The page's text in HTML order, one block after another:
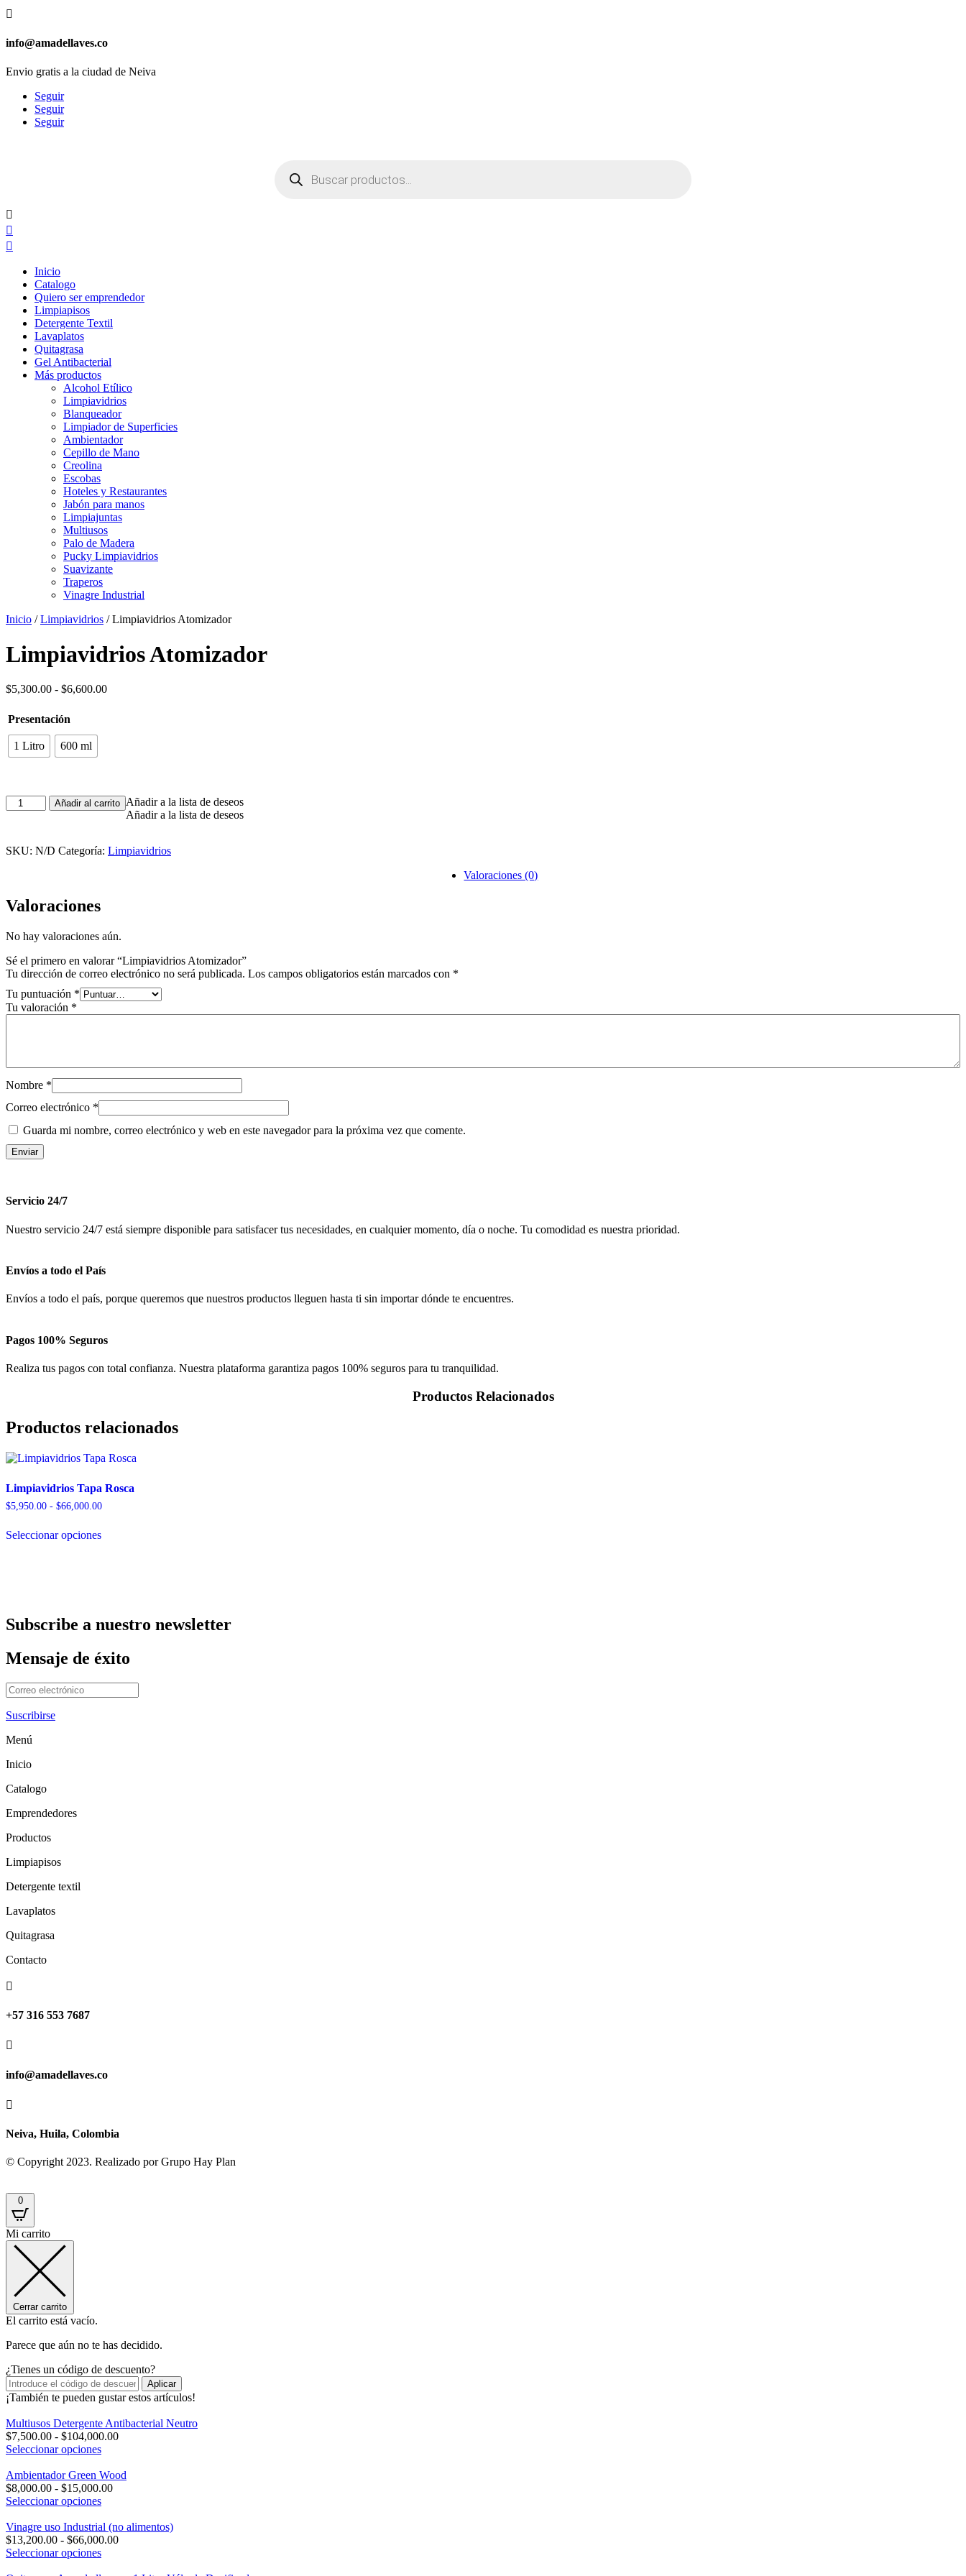

info@amadellaves.co
Envio gratis a la ciudad de Neiva
Seguir
Seguir
Seguir
productos



Inicio
Catalogo
Quiero ser emprendedor
Limpiapisos
Detergente Textil
Lavaplatos
Quitagrasa
Gel Antibacterial
Más productos
Alcohol Etílico
Limpiavidrios
Blanqueador
Limpiador de Superficies
Ambientador
Cepillo de Mano
Creolina
Escobas
Hoteles y Restaurantes
Jabón para manos
Limpiajuntas
Multiusos
Palo de Madera
Pucky Limpiavidrios
Suavizante
Traperos
Vinagre Industrial
Inicio /Limpiavidrios / Limpiavidrios Atomizador
Limpiavidrios Atomizador
$5,300.00 - $6,600.00Rango
Presentación
1 Litro 600 ml
Limpiavidrios
Atomizador
Añadir al carrito Añadir a la lista de deseos
Añadir a la lista de deseos
SKU: N/D Categoría: Limpiavidrios
Valoraciones (0)
Valoraciones
No hay valoraciones aún.
Sé el primero en valorar “Limpiavidrios Atomizador”
Tu dirección de correo electrónico no será publicada. Los campos obligatorios están marcados con *
Tu puntuación *
Tu valoración *
Nombre *
Correo electrónico *
Guarda mi nombre, correo electrónico y web en este navegador para la próxima vez que comente.
Servicio 24/7
Nuestro servicio 24/7 está siempre disponible para satisfacer tus necesidades, en cualquier momento, día o noche. Tu comodidad es nuestra prioridad.
Envíos a todo el País
Envíos a todo el país, porque queremos que nuestros productos lleguen hasta ti sin importar dónde te encuentres.
Pagos 100% Seguros
Realiza tus pagos con total confianza. Nuestra plataforma garantiza pagos 100% seguros para tu tranquilidad.
Productos Relacionados
Productos relacionados
Limpiavidrios Tapa Rosca
$5,950.00 - $66,000.00Rango
Seleccionar opcionesproducto
pueden
en
la
Subscribe a nuestro newsletter
Mensaje de éxito
Suscribirse
Menú
Inicio
Catalogo
Emprendedores
Productos
Limpiapisos
Detergente textil
Lavaplatos
Quitagrasa
Contacto

+57 316 553 7687

info@amadellaves.co

Neiva, Huila, Colombia
© Copyright 2023. Realizado por Grupo Hay Plan
0
Mi carrito
Cerrar carrito
El carrito está vacío.
Parece que aún no te has decidido.
¿Tienes un código de descuento?
Aplicar
¡También te pueden gustar estos artículos!
Multiusos Detergente Antibacterial Neutro
$7,500.00 - $104,000.00Rango
desde
Seleccionar opciones
Ambientador Green Wood
$8,000.00 - $15,000.00Rango
desde
$8,000.00
Seleccionar opciones
Vinagre uso Industrial (no alimentos)
$13,200.00 - $66,000.00Rango
Seleccionar opciones